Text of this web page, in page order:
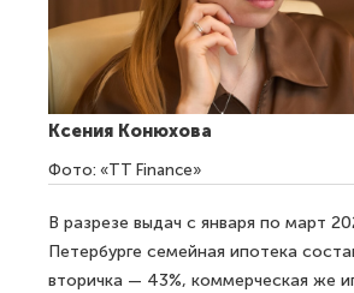
Ксения Конюхова
Фото: «TT Finance»
В разрезе выдач с января по март
Петербурге семейная ипотека
вторичка — 43%, коммерческая же